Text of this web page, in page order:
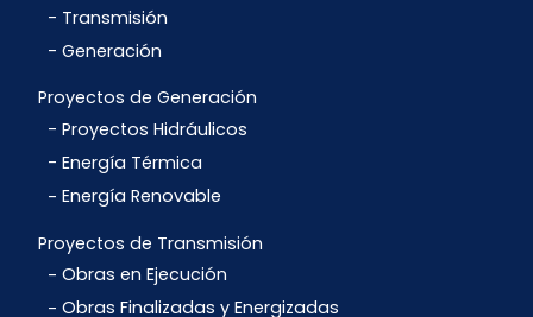
Transmisión
Generación
Proyectos de Generación
Proyectos Hidráulicos
Energía Térmica
Energía Renovable
Proyectos de Transmisión
Obras en Ejecución
Obras Finalizadas y Energizadas